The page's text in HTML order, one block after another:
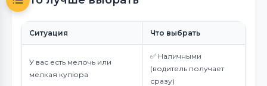
Ситуация Что выбрать
У вас есть мелочь или
мелкая купюра
✅ Наличными
(водитель получает
сразу)